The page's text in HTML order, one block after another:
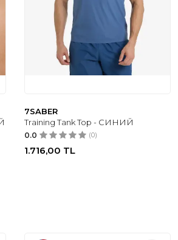
7SABER
Training Tank Top - СИНИЙ
0.0 (0)
1.716,00 TL